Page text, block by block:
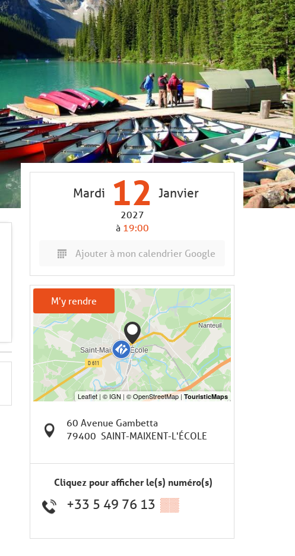
Mardi 12 Janvier
2027
à 19:00
Ajouter à mon calendrier Google
M'y rendre
60 Avenue Gambetta
79400 SAINT-MAIXENT-L'ÉCOLE
Cliquez pour afficher le(s) numéro(s)
+33 5 49 76 13 ▒▒